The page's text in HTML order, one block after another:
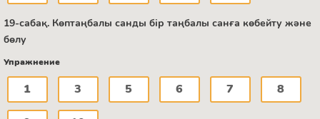
19-сабақ. Көптаңбалы санды бір таңбалы санға көбейту және
бөлу
Упражнение
1 3 5 6 7 8